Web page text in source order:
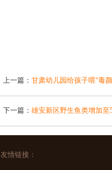
上一篇： 甘肃幼儿园给孩子喂“毒
下一篇： 雄安新区野生鱼类增加至
友情链接：